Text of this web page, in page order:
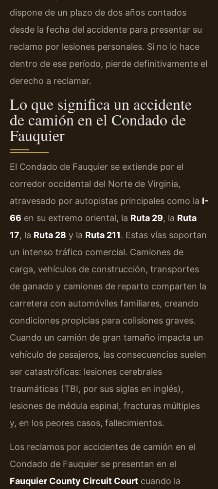
dispone de un plazo de dos años contados
desde la fecha del accidente para presentar su
reclamo por lesiones personales. Si no lo hace
dentro de ese período, pierde definitivamente el
derecho a reclamar.
Lo que significa un accidente
de camión en el Condado de
Fauquier
El Condado de Fauquier se extiende por el
corredor occidental del Norte de Virginia,
atravesado por autopistas principales como la I-
66 en su extremo oriental, la Ruta 29, la Ruta
17, la Ruta 28 y la Ruta 211. Estas vías soportan
un intenso tráfico comercial. Camiones de
carga, vehículos de construcción, transportes
de ganado y camiones de reparto comparten la
carretera con automóviles familiares, creando
condiciones propicias para colisiones graves.
Cuando un camión de gran tamaño impacta un
vehículo de pasajeros, las consecuencias suelen
ser catastróficas: lesiones cerebrales
traumáticas (TBI, por sus siglas en inglés),
lesiones de médula espinal, fracturas múltiples
y, en los peores casos, fallecimientos.
Los reclamos por accidentes de camión en el
Condado de Fauquier se presentan en el
Fauquier County Circuit Court cuando la